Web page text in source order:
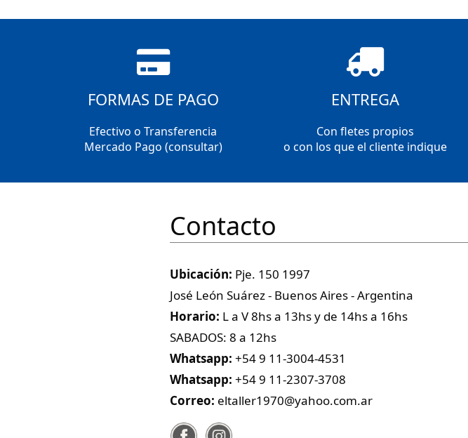
FORMAS DE PAGO
Efectivo o Transferencia
Mercado Pago (consultar)
ENTREGA
Con fletes propios
o con los que el cliente indique
Contacto
Ubicación: Pje. 150 1997
José León Suárez - Buenos Aires - Argentina
Horario: L a V 8hs a 13hs y de 14hs a 16hs
SABADOS: 8 a 12hs
Whatsapp: +54 9 11-3004-4531
Whatsapp: +54 9 11-2307-3708
Correo: eltaller1970@yahoo.com.ar